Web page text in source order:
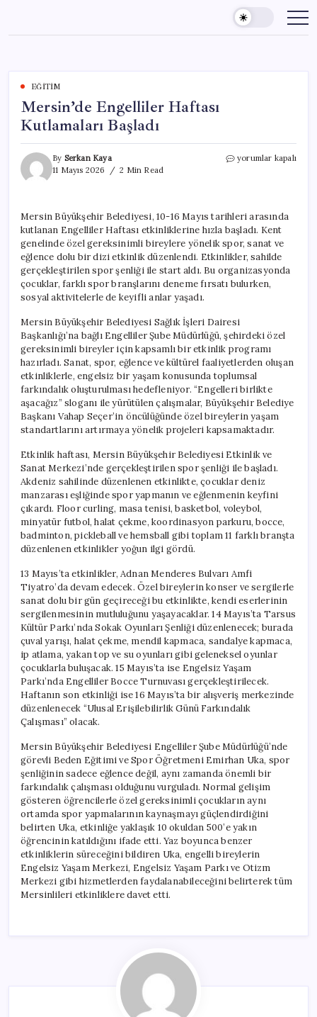
content
EĞITIM
Mersin’de Engelliler Haftası
Kutlamaları Başladı
By Serkan Kaya
11 Mayıs 2026
2 Min Read
Mersin’de
için
yorumlar kapalı
Mersin Büyükşehir Belediyesi, 10-16 Mayıs tarihleri arasında
kutlanan Engelliler Haftası etkinliklerine hızla başladı. Kent
genelinde özel gereksinimli bireylere yönelik spor, sanat ve
eğlence dolu bir dizi etkinlik düzenlendi. Etkinlikler, sahilde
gerçekleştirilen spor şenliği ile start aldı. Bu organizasyonda
çocuklar, farklı spor branşlarını deneme fırsatı bulurken,
sosyal aktivitelerle de keyifli anlar yaşadı.
Mersin Büyükşehir Belediyesi Sağlık İşleri Dairesi
Başkanlığı’na bağlı Engelliler Şube Müdürlüğü, şehirdeki özel
gereksinimli bireyler için kapsamlı bir etkinlik programı
hazırladı. Sanat, spor, eğlence ve kültürel faaliyetlerden oluşan
etkinliklerle, engelsiz bir yaşam konusunda toplumsal
farkındalık oluşturulması hedefleniyor. “Engelleri birlikte
aşacağız” sloganı ile yürütülen çalışmalar, Büyükşehir Belediye
Başkanı Vahap Seçer’in öncülüğünde özel bireylerin yaşam
standartlarını artırmaya yönelik projeleri kapsamaktadır.
Etkinlik haftası, Mersin Büyükşehir Belediyesi Etkinlik ve
Sanat Merkezi’nde gerçekleştirilen spor şenliği ile başladı.
Akdeniz sahilinde düzenlenen etkinlikte, çocuklar deniz
manzarası eşliğinde spor yapmanın ve eğlenmenin keyfini
çıkardı. Floor curling, masa tenisi, basketbol, voleybol,
minyatür futbol, halat çekme, koordinasyon parkuru, bocce,
badminton, pickleball ve hemsball gibi toplam 11 farklı branşta
düzenlenen etkinlikler yoğun ilgi gördü.
13 Mayıs’ta etkinlikler, Adnan Menderes Bulvarı Amfi
Tiyatro’da devam edecek. Özel bireylerin konser ve sergilerle
sanat dolu bir gün geçireceği bu etkinlikte, kendi eserlerinin
sergilenmesinin mutluluğunu yaşayacaklar. 14 Mayıs’ta Tarsus
Kültür Parkı’nda Sokak Oyunları Şenliği düzenlenecek; burada
çuval yarışı, halat çekme, mendil kapmaca, sandalye kapmaca,
ip atlama, yakan top ve su oyunları gibi geleneksel oyunlar
çocuklarla buluşacak. 15 Mayıs’ta ise Engelsiz Yaşam
Parkı’nda Engelliler Bocce Turnuvası gerçekleştirilecek.
Haftanın son etkinliği ise 16 Mayıs’ta bir alışveriş merkezinde
düzenlenecek “Ulusal Erişilebilirlik Günü Farkındalık
Çalışması” olacak.
Mersin Büyükşehir Belediyesi Engelliler Şube Müdürlüğü’nde
görevli Beden Eğitimi ve Spor Öğretmeni Emirhan Uka, spor
şenliğinin sadece eğlence değil, aynı zamanda önemli bir
farkındalık çalışması olduğunu vurguladı. Normal gelişim
gösteren öğrencilerle özel gereksinimli çocukların aynı
ortamda spor yapmalarının kaynaşmayı güçlendirdiğini
belirten Uka, etkinliğe yaklaşık 10 okuldan 500’e yakın
öğrencinin katıldığını ifade etti. Yaz boyunca benzer
etkinliklerin süreceğini bildiren Uka, engelli bireylerin
Engelsiz Yaşam Merkezi, Engelsiz Yaşam Parkı ve Otizm
Merkezi gibi hizmetlerden faydalanabileceğini belirterek tüm
Mersinlileri etkinliklere davet etti.